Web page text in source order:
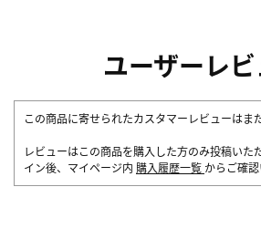
ユーザーレ
この商品に寄せられたカスタマーレビューはま
レビューはこの商品を購入した方のみ投稿いた
イン後、マイページ内 購入履歴一覧 からご確認